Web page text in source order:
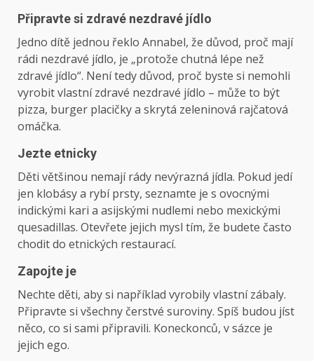
Připravte si zdravé nezdravé jídlo
Jedno dítě jednou řeklo Annabel, že důvod, proč mají
rádi nezdravé jídlo, je „protože chutná lépe než
zdravé jídlo“. Není tedy důvod, proč byste si nemohli
vyrobit vlastní zdravé nezdravé jídlo – může to být
pizza, burger placičky a skrytá zeleninová rajčatová
omáčka.
Jezte etnicky
Děti většinou nemají rády nevýrazná jídla. Pokud jedí
jen klobásy a rybí prsty, seznamte je s ovocnými
indickými kari a asijskými nudlemi nebo mexickými
quesadillas. Otevřete jejich mysl tím, že budete často
chodit do etnických restaurací.
Zapojte je
Nechte děti, aby si například vyrobily vlastní zábaly.
Připravte si všechny čerstvé suroviny. Spíš budou jíst
něco, co si sami připravili. Koneckonců, v sázce je
jejich ego.